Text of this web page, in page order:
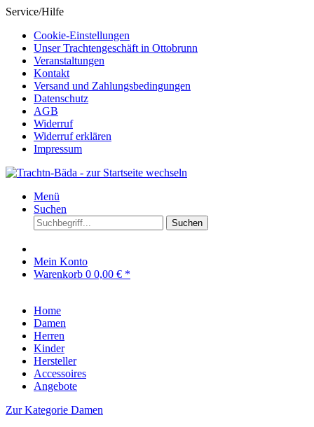
Service/Hilfe
Cookie-Einstellungen
Unser Trachtengeschäft in Ottobrunn
Veranstaltungen
Kontakt
Versand und Zahlungsbedingungen
Datenschutz
AGB
Widerruf
Widerruf erklären
Impressum
Menü
Suchen
Suchen
Mein Konto
Warenkorb 0 0,00 € *
Home
Damen
Herren
Kinder
Hersteller
Accessoires
Angebote
Zur Kategorie Damen